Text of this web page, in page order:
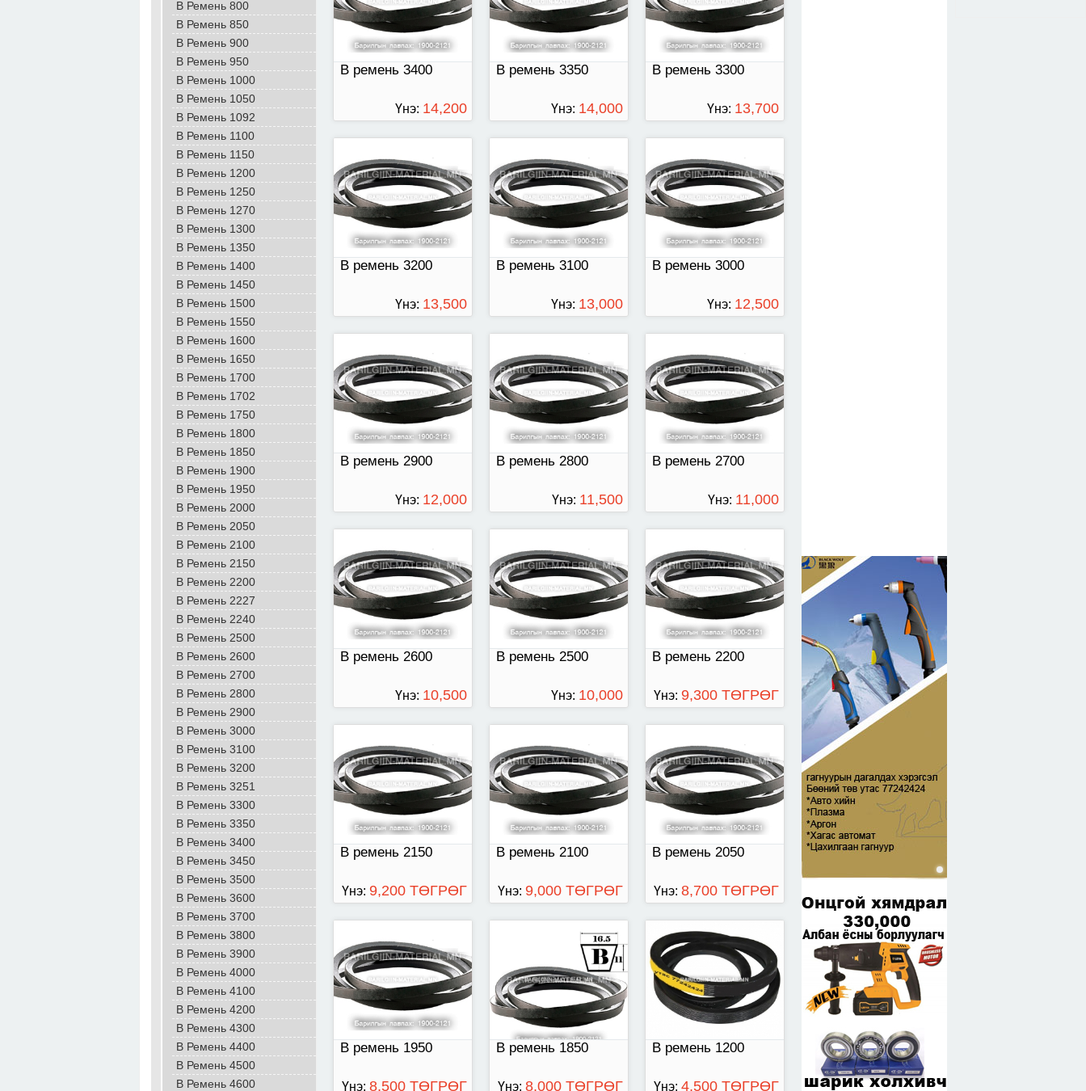
B Ремень 800
B Ремень 850
B Ремень 900
B Ремень 950
B Ремень 1000
B Ремень 1050
В Ремень 1092
B Ремень 1100
B Ремень 1150
B Ремень 1200
B Ремень 1250
В Ремень 1270
B Ремень 1300
B Ремень 1350
B Ремень 1400
B Ремень 1450
B Ремень 1500
B Ремень 1550
B Ремень 1600
B Ремень 1650
B Ремень 1700
B Ремень 1702
B Ремень 1750
B Ремень 1800
B Ремень 1850
В Ремень 1900
B Ремень 1950
В Ремень 2000
B Ремень 2050
B Ремень 2100
B Ремень 2150
B Ремень 2200
В Ремень 2227
B Ремень 2240
B Ремень 2500
B Ремень 2600
B Ремень 2700
B Ремень 2800
B Ремень 2900
B Ремень 3000
B Ремень 3100
B Ремень 3200
В Ремень 3251
B Ремень 3300
B Ремень 3350
B Ремень 3400
B Ремень 3450
B Ремень 3500
B Ремень 3600
B Ремень 3700
B Ремень 3800
B Ремень 3900
B Ремень 4000
B Ремень 4100
B Ремень 4200
B Ремень 4300
B Ремень 4400
B Ремень 4500
B Ремень 4600
В ремень 3400
Үнэ: 14,200
ТӨГРӨГ
В ремень 3350
Үнэ: 14,000
ТӨГРӨГ
В ремень 3300
Үнэ: 13,700
ТӨГРӨГ
В ремень 3200
Үнэ: 13,500
ТӨГРӨГ
В ремень 3100
Үнэ: 13,000
ТӨГРӨГ
В ремень 3000
Үнэ: 12,500
ТӨГРӨГ
В ремень 2900
В ремень 2900
Үнэ: 12,000
ТӨГРӨГ
В ремень 2800
В ремень 2800
Үнэ: 11,500
ТӨГРӨГ
В ремень 2700
В ремень 2700
Үнэ: 11,000
ТӨГРӨГ
В ремень 2600
В ремень 2600
Үнэ: 10,500
ТӨГРӨГ
В ремень 2500
В ремень 2500
Үнэ: 10,000
ТӨГРӨГ
В ремень 2200
В ремень 2200
Үнэ: 9,300 ТӨГРӨГ
В ремень 2150
В ремень 2150
Үнэ: 9,200 ТӨГРӨГ
В ремень 2100
В ремень 2100
Үнэ: 9,000 ТӨГРӨГ
В ремень 2050
В ремень 2050
Үнэ: 8,700 ТӨГРӨГ
В ремень 1950
В ремень 1950
Үнэ: 8,500 ТӨГРӨГ
В ремень 1850
В ремень 1850
Үнэ: 8,000 ТӨГРӨГ
В ремень 1200
В ремень 1200
Үнэ: 4,500 ТӨГРӨГ
В ремень 1150 В ремень 3251